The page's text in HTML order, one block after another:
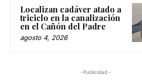
Localizan cadáver atado a
triciclo en la canalización
en el Cañón del Padre
agosto 4, 2026
-Publicidad -